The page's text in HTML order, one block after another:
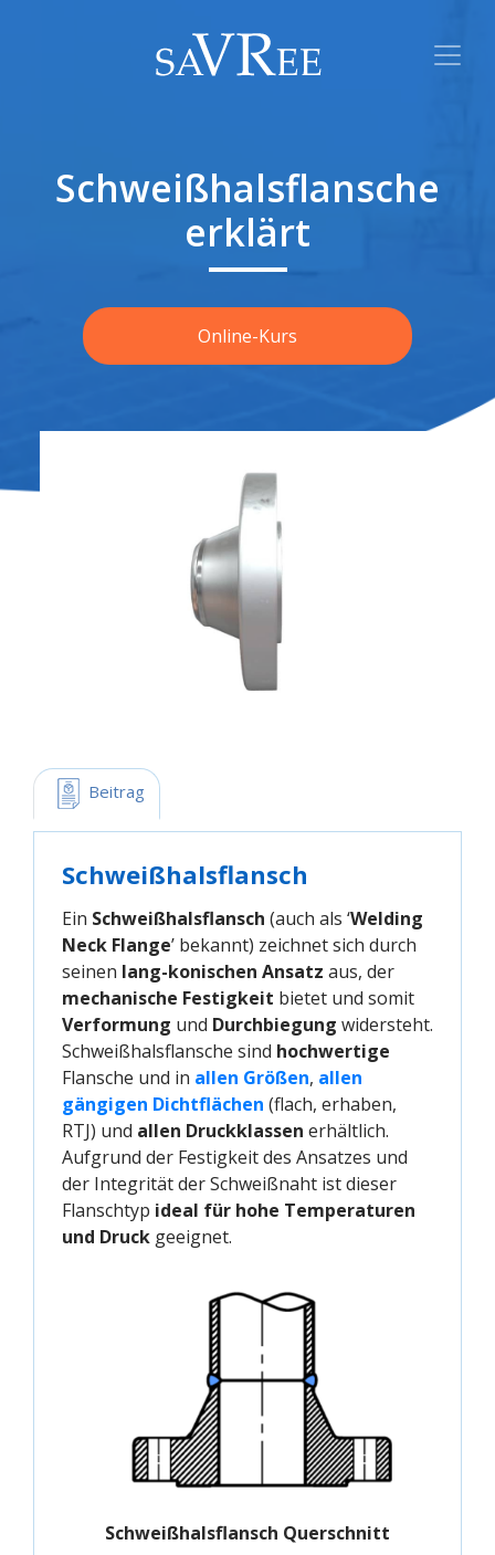
Schweißhalsflansche
erklärt
Online-Kurs
Beitrag
Schweißhalsflansch
Ein Schweißhalsflansch (auch als ‘Welding
Neck Flange’ bekannt) zeichnet sich durch
seinen lang-konischen Ansatz aus, der
mechanische Festigkeit bietet und somit
Verformung und Durchbiegung widersteht.
Schweißhalsflansche sind hochwertige
Flansche und in allen Größen, allen
gängigen Dichtflächen (flach, erhaben,
RTJ) und allen Druckklassen erhältlich.
Aufgrund der Festigkeit des Ansatzes und
der Integrität der Schweißnaht ist dieser
Flanschtyp ideal für hohe Temperaturen
und Druck geeignet.
Schweißhalsflansch Querschnitt